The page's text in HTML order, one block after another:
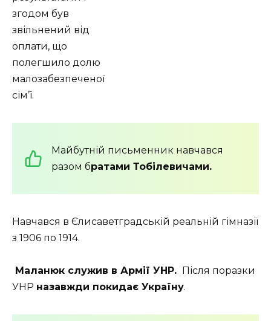
згодом був
звільнений від
оплати, що
полегшило долю
малозабезпеченої
сім’ї.
Майбутній письменник навчався
разом братами Тобілевичами.
Навчався в Єлисаветградській реальній гімназії
з 1906 по 1914.
Маланюк служив в Армії УНР.
Після поразки
УНР назавжди покидає Україну.